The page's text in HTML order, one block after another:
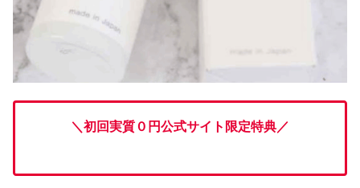
＼初回実質０円公式サイト限定特典／